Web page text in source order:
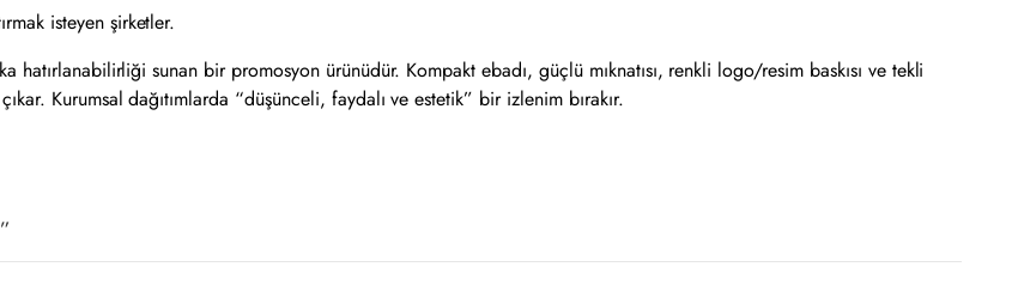
isteyen şirketler.
sunan bir promosyon ürünüdür. Kompakt ebadı, güçlü mıknatısı, renkli logo/resim baskısı ve tekli
Kurumsal dağıtımlarda “düşünceli, faydalı ve estetik” bir izlenim bırakır.